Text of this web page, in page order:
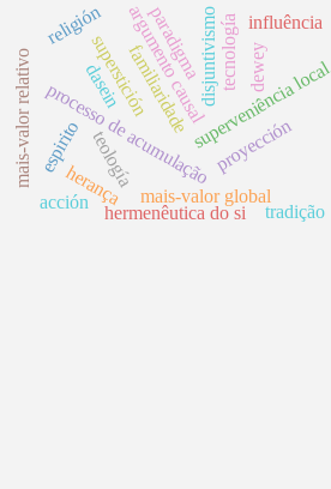
argumento causal
superstición
proyección
processo de acumulação
mais-valor global
mais-valor relativo superveniência local
disjuntivismo
religión tecnología dewey
teología
espirito
influência
familiaridade
dasein
herança
tradição
hermenêutica do si
acción
paradigma